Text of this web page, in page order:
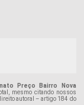
Preço Bairro Nova
mesmo citando nossos
autoral – artigo 184 do